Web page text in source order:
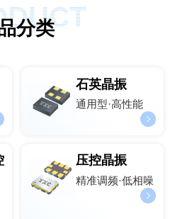
分类
石英晶振
通用型·高性能
压控晶振
精准调频·低相噪